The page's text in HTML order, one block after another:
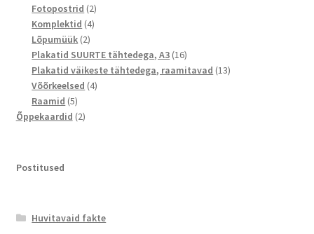
toodet
Fotopostrid 22
toodet
Komplektid 44
Lõpumüük 22
toodet
Plakatid SUURTE tähtedega, A3 1616
toodet
Plakatid väikeste tähtedega, raamitavad 1313
Võõrkeelsed 44
Raamid 55
toodet
Õppekaardid 22
Postitused
Huvitavaid fakte